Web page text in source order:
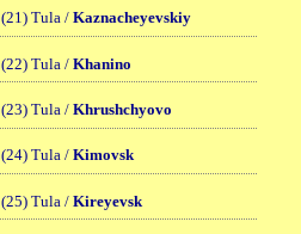
(21) Tula / Kaznacheyevskiy
(22) Tula / Khanino
(23) Tula / Khrushchyovo
(24) Tula / Kimovsk
(25) Tula / Kireyevsk